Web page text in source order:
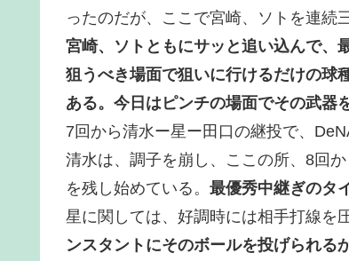
ったのだが、ここで宮崎、ソトを連続
宮崎、ソトともにサッと追い込んで、
狙うべき場面で狙いに行けるだけの球
ある。今日はピンチの場面でその武器
7回から清水ー星ー田口の継投で、
清水は、調子を崩し、ここの所、8回
を残し始めている。 最優秀中継ぎのタ
星に関しては、好調時には相手打線を
ンスタントにそのボールを投げられる